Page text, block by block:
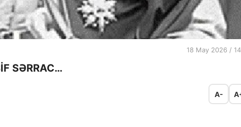
18 May 2026 /
SƏRRAC…
A-